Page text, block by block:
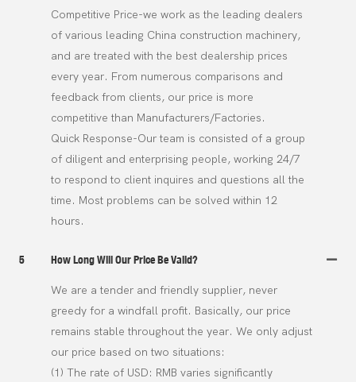
Competitive Price-we work as the leading dealers
of various leading China construction machinery,
and are treated with the best dealership prices
every year. From numerous comparisons and
feedback from clients, our price is more
competitive than Manufacturers/Factories.
Quick Response-Our team is consisted of a group
of diligent and enterprising people, working 24/7
to respond to client inquires and questions all the
time. Most problems can be solved within 12
hours.
5 How Long Will Our Price Be Valid?
We are a tender and friendly supplier, never
greedy for a windfall profit. Basically, our price
remains stable throughout the year. We only adjust
our price based on two situations:
(1) The rate of USD: RMB varies significantly